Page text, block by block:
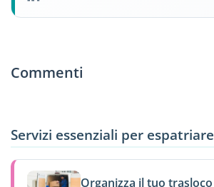
Commenti
Servizi essenziali per espatriare
Organizza il tuo trasloco